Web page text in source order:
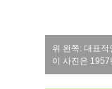
위 왼쪽: 대표
이 사진은